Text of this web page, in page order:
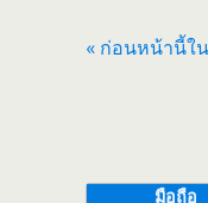
« ก่อนหน้านี้ใ
มือถือ